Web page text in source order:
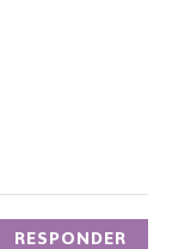
RESPONDER